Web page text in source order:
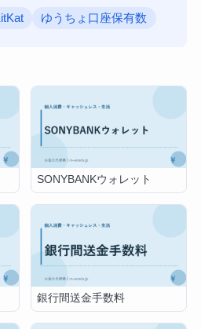
ゆうちょ口座保有数
SONYBANKウォレット
銀行間送金手数料